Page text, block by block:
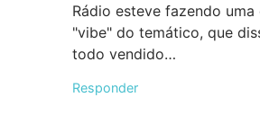
Rádio esteve fazendo
"vibe" do temático, que
todo vendido…
Responder